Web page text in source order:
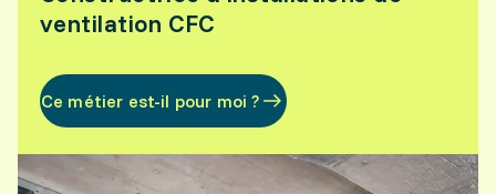
ventilation CFC
Ce métier est-il pour moi ?